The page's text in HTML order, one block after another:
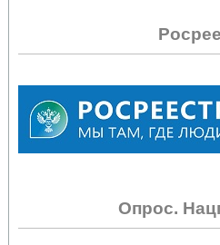
Опрос.